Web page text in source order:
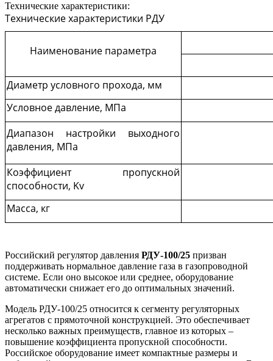
Технические характеристики:
Технические характеристики РДУ
Наименование параметра
Диаметр условного прохода, мм
Условное давление, МПа
Диапазон настройки выходного
давления, МПа
Коэффициент пропускной
способности, Kv
Масса, кг
Российский регулятор давления РДУ-100/25 призван
поддерживать нормальное давление газа в газопроводной
системе. Если оно высокое или среднее, оборудование
автоматически снижает его до оптимальных значений.
Модель РДУ-100/25 относится к сегменту регуляторных
агрегатов с прямоточной конструкцией. Это обеспечивает
несколько важных преимуществ, главное из которых –
повышение коэффициента пропускной способности.
Российское оборудование имеет компактные размеры и